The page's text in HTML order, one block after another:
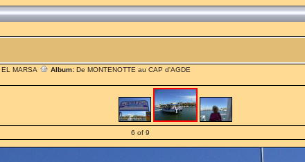
EL MARSA Album: De MONTENOTTE au CAP d'AGDE
6 of 9